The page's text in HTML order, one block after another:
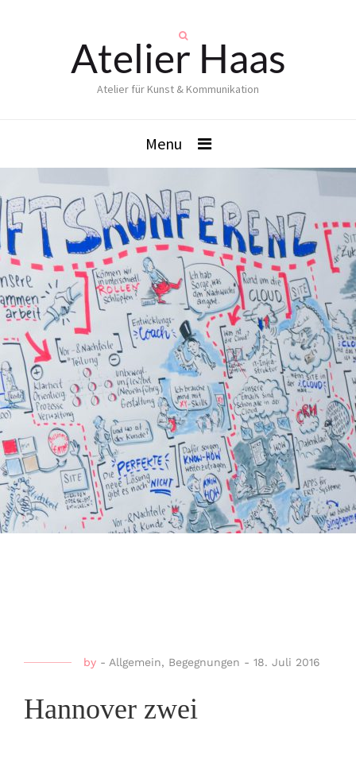
Atelier Haas
Atelier für Kunst & Kommunikation
Menu
by - Allgemein, Begegnungen - 18. Juli 2016
Hannover zwei